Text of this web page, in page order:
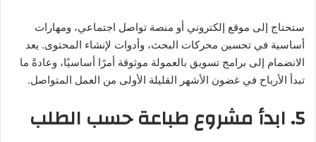
ستحتاج إلى موقع إلكتروني أو منصة تواصل اجتماعي، ومهارات
أساسية في تحسين محركات البحث، وأدوات لإنشاء المحتوى. يعد
الانضمام إلى برامج تسويق بالعمولة موثوقة أمرًا أساسيًا، وعادةً ما
تبدأ الأرباح في غضون الأشهر القليلة الأولى من العمل المتواصل.
5. ابدأ مشروع طباعة حسب الطلب